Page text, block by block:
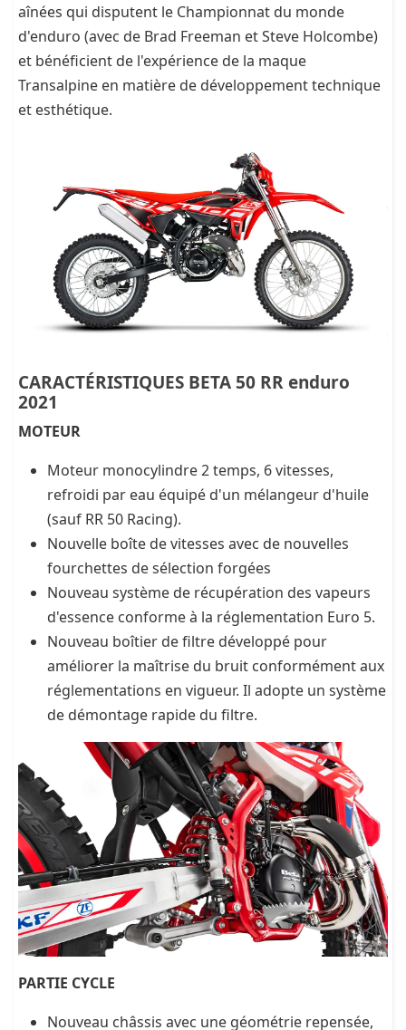
aînées qui disputent le Championnat du monde
d'enduro (avec de Brad Freeman et Steve Holcombe)
et bénéficient de l'expérience de la maque
Transalpine en matière de développement technique
et esthétique.
CARACTÉRISTIQUES BETA 50 RR enduro
2021
MOTEUR
Moteur monocylindre 2 temps, 6 vitesses,
refroidi par eau équipé d'un mélangeur d'huile
(sauf RR 50 Racing).
Nouvelle boîte de vitesses avec de nouvelles
fourchettes de sélection forgées
Nouveau système de récupération des vapeurs
d'essence conforme à la réglementation Euro 5.
Nouveau boîtier de filtre développé pour
améliorer la maîtrise du bruit conformément aux
réglementations en vigueur. Il adopte un système
de démontage rapide du filtre.
PARTIE CYCLE
Nouveau châssis avec une géométrie repensée,